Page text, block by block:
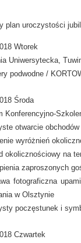
plan uroczystości
Wtorek
Uniwersytecka,
podwodne /
Środa
Konferencyjno-
otwarcie
wyróżnień
okolicznościowy na
zaproszonych
fotograficzna
w Olsztynie
poczęstunek i
Czwartek